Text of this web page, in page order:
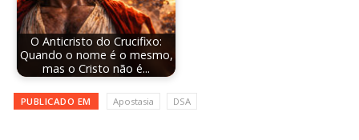
O Anticristo do Crucifixo:
Quando o nome é o mesmo,
mas o Cristo não é...
PUBLICADO EM Apostasia DSA